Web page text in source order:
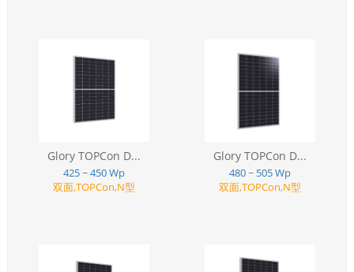
Glory TOPCon D...
425 ~ 450 Wp
双面,TOPCon,N型
Glory TOPCon D...
480 ~ 505 Wp
双面,TOPCon,N型